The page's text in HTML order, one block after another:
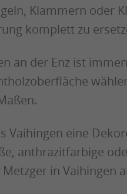
Klammern oder
komplett zu
an der Enz ist
Vaihingen eine
anthrazitfarbige
in Vaihingen